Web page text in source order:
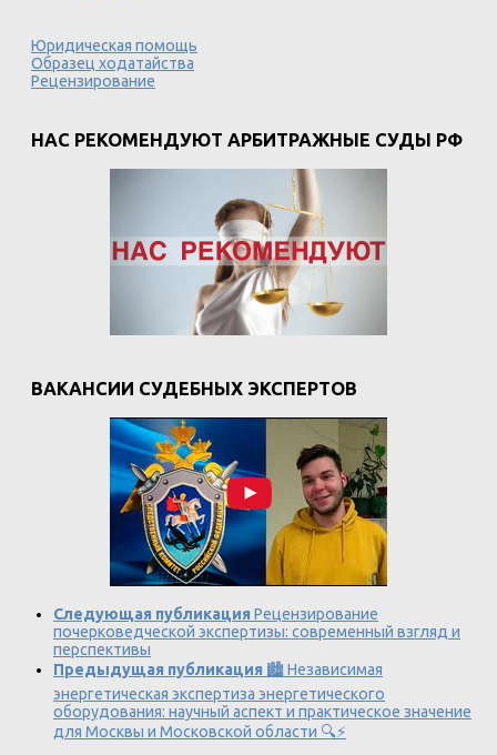
Юридическая помощь
Образец ходатайства
Рецензирование
НАС РЕКОМЕНДУЮТ АРБИТРАЖНЫЕ СУДЫ РФ
ВАКАНСИИ СУДЕБНЫХ ЭКСПЕРТОВ
Следующая публикация Рецензирование
почерковедческой экспертизы: современный взгляд и
перспективы
Предыдущая публикация 🏙️ Независимая
энергетическая экспертиза энергетического
оборудования: научный аспект и практическое значение
для Москвы и Московской области 🔍⚡